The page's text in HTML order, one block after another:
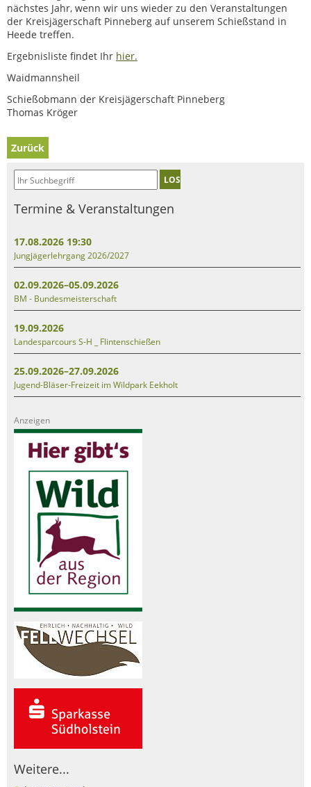
nächstes Jahr, wenn wir uns wieder zu den Veranstaltungen
der Kreisjägerschaft Pinneberg auf unserem Schießstand in
Heede treffen.
Ergebnisliste findet Ihr hier.
Waidmannsheil
Schießobmann der Kreisjägerschaft Pinneberg
Thomas Kröger
Zurück
LOS
Termine & Veranstaltungen
17.08.2026 19:30
Jungjägerlehrgang 2026/2027
02.09.2026–05.09.2026
BM - Bundesmeisterschaft
19.09.2026
Landesparcours S-H _ Flintenschießen
25.09.2026–27.09.2026
Jugend-Bläser-Freizeit im Wildpark Eekholt
Anzeigen
Weitere...